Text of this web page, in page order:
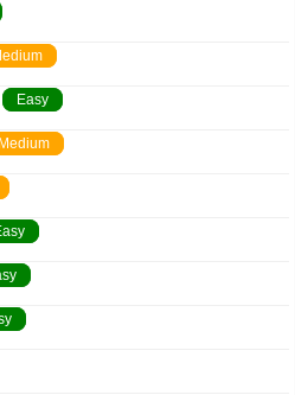
Easy
Medium